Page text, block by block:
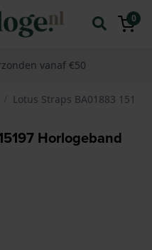
0
vanaf €50
Lotus Straps BA01883
Horlogeband